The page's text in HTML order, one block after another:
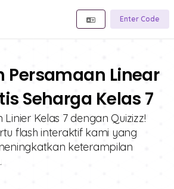
Enter Code
Persamaan Linear
Seharga Kelas 7
Kelas 7 dengan Quizizz!
flash interaktif kami yang
keterampilan